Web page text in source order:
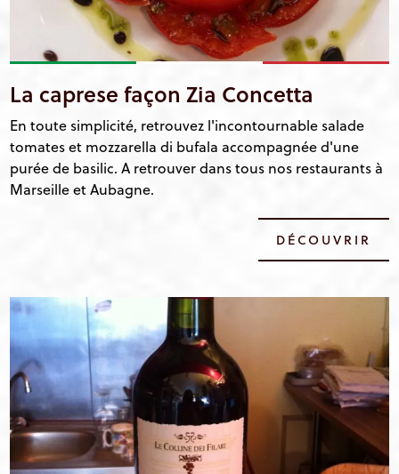
La caprese façon Zia Concetta
En toute simplicité, retrouvez l'incontournable salade
tomates et mozzarella di bufala accompagnée d'une
purée de basilic. A retrouver dans tous nos restaurants à
Marseille et Aubagne.
DÉCOUVRIR